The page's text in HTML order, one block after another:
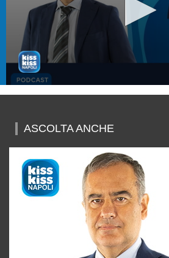
minutes,
19
seconds
ASCOLTA ANCHE